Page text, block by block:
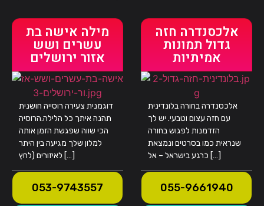
מילה אישה בת
עשרים ושש
אזור ירושלים
דוגמנית צעירה רוסייה חושנית
תהנה איתך כל הלילה.הרוסיה
הכי שווה שפגשת הזמן אותה
למלון שלך מגיעה בין היתר
לאיזורים (לחץ […]
053-9743557
אלכסנדרה חזה
גדול תמונות
אמיתיות
אלכסנדרה בחורה בלונדינית
עם חזה עצום וטבעי. יש לך
הזדמנות לפגוש בחורה
שנראית כמו בסרטים ונמצאת
כרגע בישראל – אל […]
055-9661940